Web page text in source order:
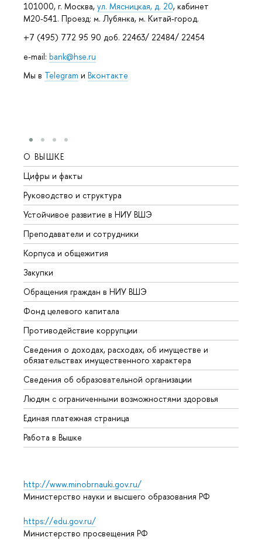
101000, г. Москва, ул. Мясницкая, д. 20, кабинет
М20-541. Проезд: м. Лубянка, м. Китай-город.
+7 (495) 772 95 90 доб. 22463/ 22484/ 22454
e-mail: bank@hse.ru
Мы в Telegram и Вконтакте
О ВЫШКЕ
Цифры и факты
Руководство и структура
Устойчивое развитие в НИУ ВШЭ
Преподаватели и сотрудники
Корпуса и общежития
Закупки
Обращения граждан в НИУ ВШЭ
Фонд целевого капитала
Противодействие коррупции
Сведения о доходах, расходах, об имуществе и
обязательствах имущественного характера
Сведения об образовательной организации
Людям с ограниченными возможностями здоровья
Единая платежная страница
Работа в Вышке
http://www.minobrnauki.gov.ru/
Министерство науки и высшего образования РФ
https://edu.gov.ru/
Министерство просвещения РФ